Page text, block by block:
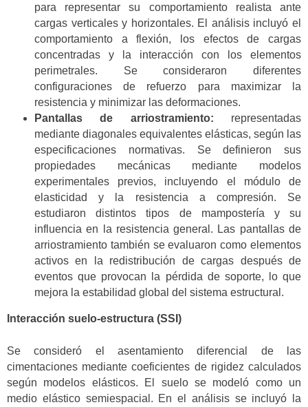
para representar su comportamiento realista ante
cargas verticales y horizontales. El análisis incluyó el
comportamiento a flexión, los efectos de cargas
concentradas y la interacción con los elementos
perimetrales. Se consideraron diferentes
configuraciones de refuerzo para maximizar la
resistencia y minimizar las deformaciones.
Pantallas de arriostramiento: representadas
mediante diagonales equivalentes elásticas, según las
especificaciones normativas. Se definieron sus
propiedades mecánicas mediante modelos
experimentales previos, incluyendo el módulo de
elasticidad y la resistencia a compresión. Se
estudiaron distintos tipos de mampostería y su
influencia en la resistencia general. Las pantallas de
arriostramiento también se evaluaron como elementos
activos en la redistribución de cargas después de
eventos que provocan la pérdida de soporte, lo que
mejora la estabilidad global del sistema estructural.
Interacción suelo-estructura (SSI)
Se consideró el asentamiento diferencial de las
cimentaciones mediante coeficientes de rigidez calculados
según modelos elásticos. El suelo se modeló como un
medio elástico semiespacial. En el análisis se incluyó la